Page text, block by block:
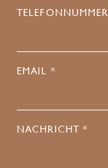
TELEFONNUMMER
EMAIL *
NACHRICHT *